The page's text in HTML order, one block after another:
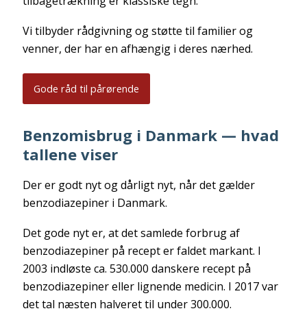
Vi tilbyder rådgivning og støtte til familier og
venner, der har en afhængig i deres nærhed.
Gode råd til pårørende
Benzomisbrug i Danmark — hvad
tallene viser
Der er godt nyt og dårligt nyt, når det gælder
benzodiazepiner i Danmark.
Det gode nyt er, at det samlede forbrug af
benzodiazepiner på recept er faldet markant. I
2003 indløste ca. 530.000 danskere recept på
benzodiazepiner eller lignende medicin. I 2017 var
det tal næsten halveret til under 300.000.